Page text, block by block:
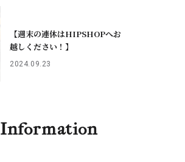
【週末の連休はHIPSHOPへお
越しください！】
2024.09.23
Information